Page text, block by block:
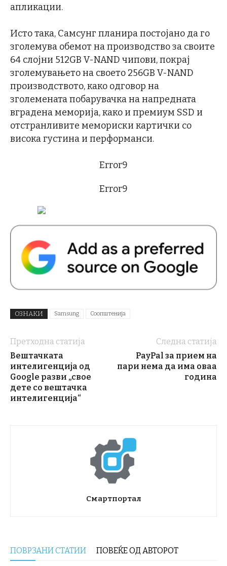
апликации.
Исто така, Самсунг планира постојано да го
зголемува обемот на производство за своите
64 слојни 512GB V-NAND чипови, покрај
зголемувањето на своето 256GB V-NAND
производството, како одговор на
зголемената побарувачка на напредната
вградена меморија, како и премиум SSD и
отстранливите мемориски картички со
висока густина и перформанси.
Error9
Error9
ОЗНАКИ Samsung Соопштенија
Претходна статија
Вештачката
интелигенција од
Google разви „свое
дете со вештачка
интелигенција“
Следна статија
PayPal за прием на
пари нема да има оваа
година
Смартпортал
ПОВРЗАНИ СТАТИИ ПОВЕЌЕ ОД АВТОРОТ